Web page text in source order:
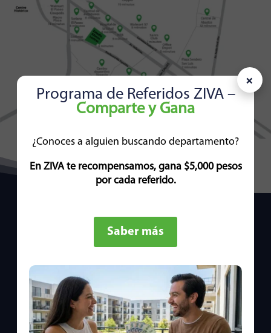
Déjanos tus datos y uno de nuestros
asesores se contactará contigo.
Programa de Referidos ZIVA –
Comparte y Gana
¿Conoces a alguien buscando departamento?
En ZIVA te recompensamos, gana $5,000 pesos
por cada referido.
Saber más
×